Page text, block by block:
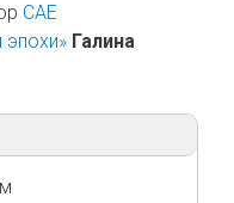
САЕ
эпохи» Галина